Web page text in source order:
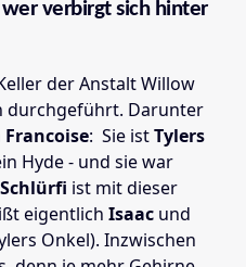
verbirgt sich hinter
der Anstalt Willow
durchgeführt. Darunter
Francoise: Sie istTylers
Hyde - und sie war
Schlürfi ist mit dieser
eigentlich Isaac und
Onkel). Inzwischen